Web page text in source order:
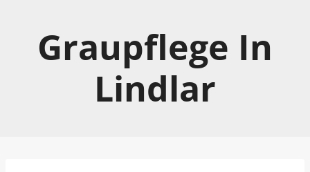
Graupflege In
Lindlar